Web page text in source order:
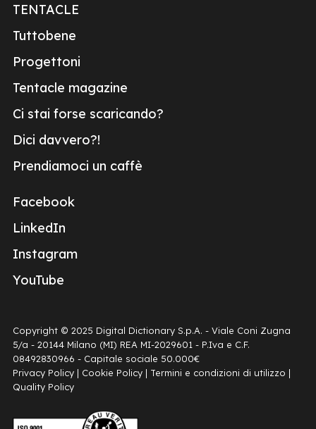
TENTACLE
Tuttobene
Progettoni
Tentacle magazine
Ci stai forse scaricando?
Dici davvero?!
Prendiamoci un caffè
Facebook
LinkedIn
Instagram
YouTube
Copyright © 2025 Digital Dictionary S.p.A. - Viale Coni Zugna
5/a - 20144 Milano (MI) REA MI-2029601 - P.Iva e C.F.
08492830966 - Capitale sociale 50.000€
Privacy Policy | Cookie Policy | Termini e condizioni di utilizzo |
Quality Policy